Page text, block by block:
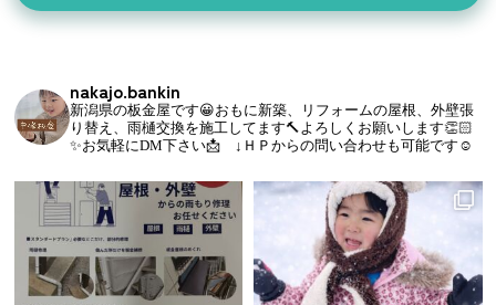
nakajo.bankin
新潟県の板金屋です😀おもに新築、リフォームの屋根、外壁張
り替え、雨樋交換を施工してます🔨よろしくお願いします👏🏻
✨お気軽にDM下さい📩 ↓ＨＰからの問い合わせも可能です☺️